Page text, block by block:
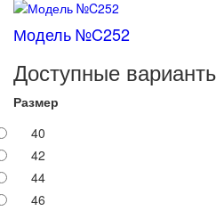
Модель №C252
Доступные
Размер
40
42
44
46